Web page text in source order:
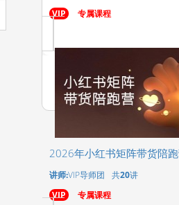
VIP
专属课程
2026年小红书矩阵带货陪
讲师:VIP导师团 共20讲
VIP
专属课程